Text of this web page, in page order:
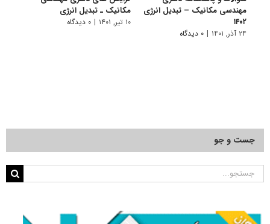
مهندسی مکانیک – تبدیل انرژی
۱۴۰۲
۲۴ آذر, ۱۴۰۱ | ۰ دیدگاه
مکانیک ـ ﺗﺒﺪﻳﻞ اﻧﺮژی
۱۰ تیر, ۱۴۰۱ | ۰ دیدگاه
جست و جو
جستجو